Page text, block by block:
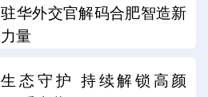
驻华外交官解码合肥智造新
力量
生态守护 持续解锁高颜